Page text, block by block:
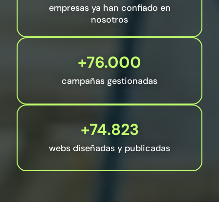
empresas ya han confiado en
nosotros
+76.000
campañas gestionadas
+74.823
webs diseñadas y publicadas